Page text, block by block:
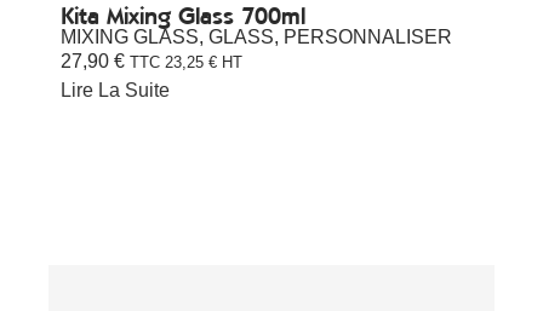
Kita Mixing Glass 700ml
MIXING GLASS, GLASS, PERSONNALISER
27,90 € TTC 23,25 € HT
Lire La Suite